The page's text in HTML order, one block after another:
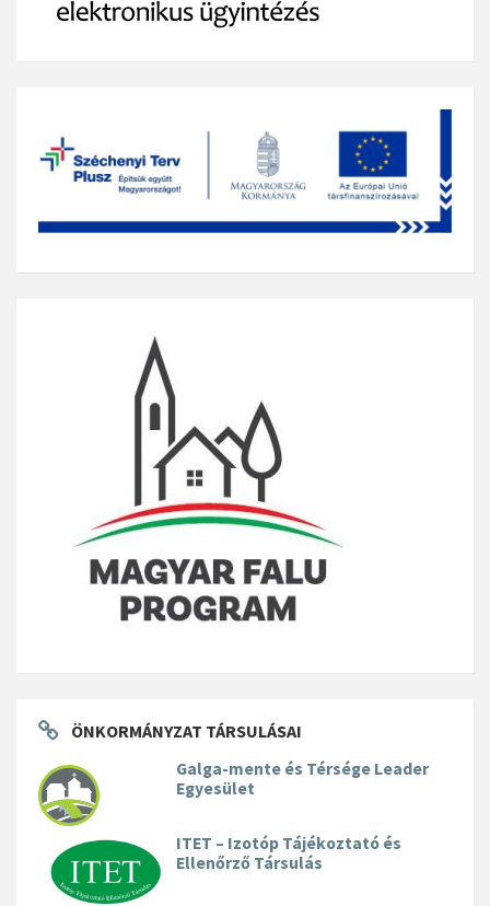
ÖNKORMÁNYZAT TÁRSULÁSAI
Galga-mente és Térsége Leader
Egyesület
ITET – Izotóp Tájékoztató és
Ellenőrző Társulás